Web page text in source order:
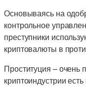
Основываясь на
контрольное
преступники
криптовалюты в
Проституция – очень
криптоиндустрии